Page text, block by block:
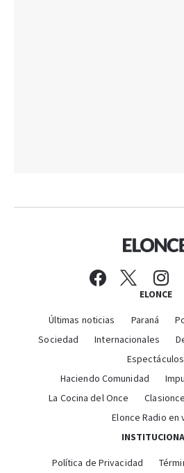
ELONCE
Últimas noticias Paraná
Sociedad
Internacionales
Espectáculos
Haciendo Comunidad
La Cocina del Once
Clasionce
Elonce Radio en
Política de Privacidad